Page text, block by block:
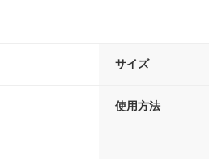
サイズ
使用方法